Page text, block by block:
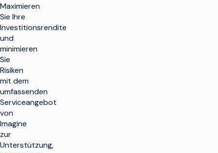
Maximieren
Sie Ihre
Investitionsrendite
und
minimieren
Sie
Risiken
mit dem
umfassenden
Serviceangebot
von
Imagine
zur
Unterstützung,